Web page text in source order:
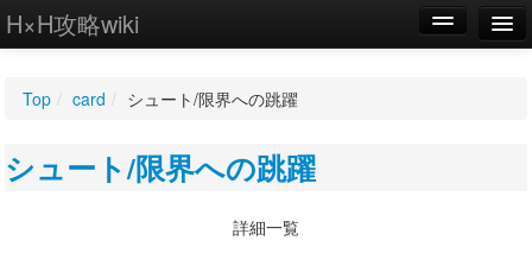
H×H攻略wiki
WIKI
Top / card / シュート/限界への跳躍
シュート/限界への跳躍
詳細一覧